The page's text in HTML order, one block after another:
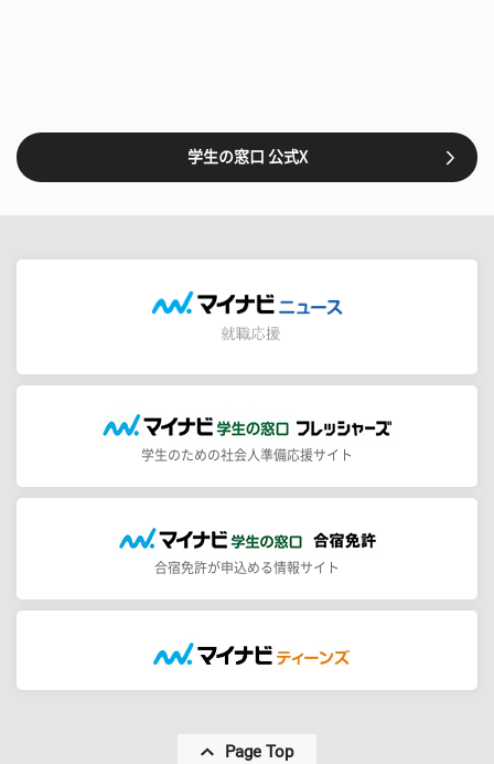
学生の窓口 公式X
学生のための社会人準備応援サイト
合宿免許が申込める情報サイト
Page Top